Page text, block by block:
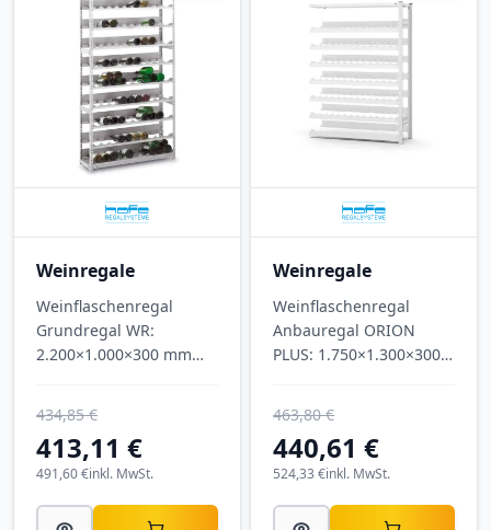
Weinregale
Weinflaschenregal
Grundregal WR:
2.200×1.000×300 mm
413,11 €
434,85 €
inkl. MwSt.
491,60 €
Weinregale
Weinflaschenregal
Anbauregal ORION
PLUS: 1.750×1.300×300
lichtgrau.
440,61 €
463,80 €
inkl. MwSt.
524,33 €